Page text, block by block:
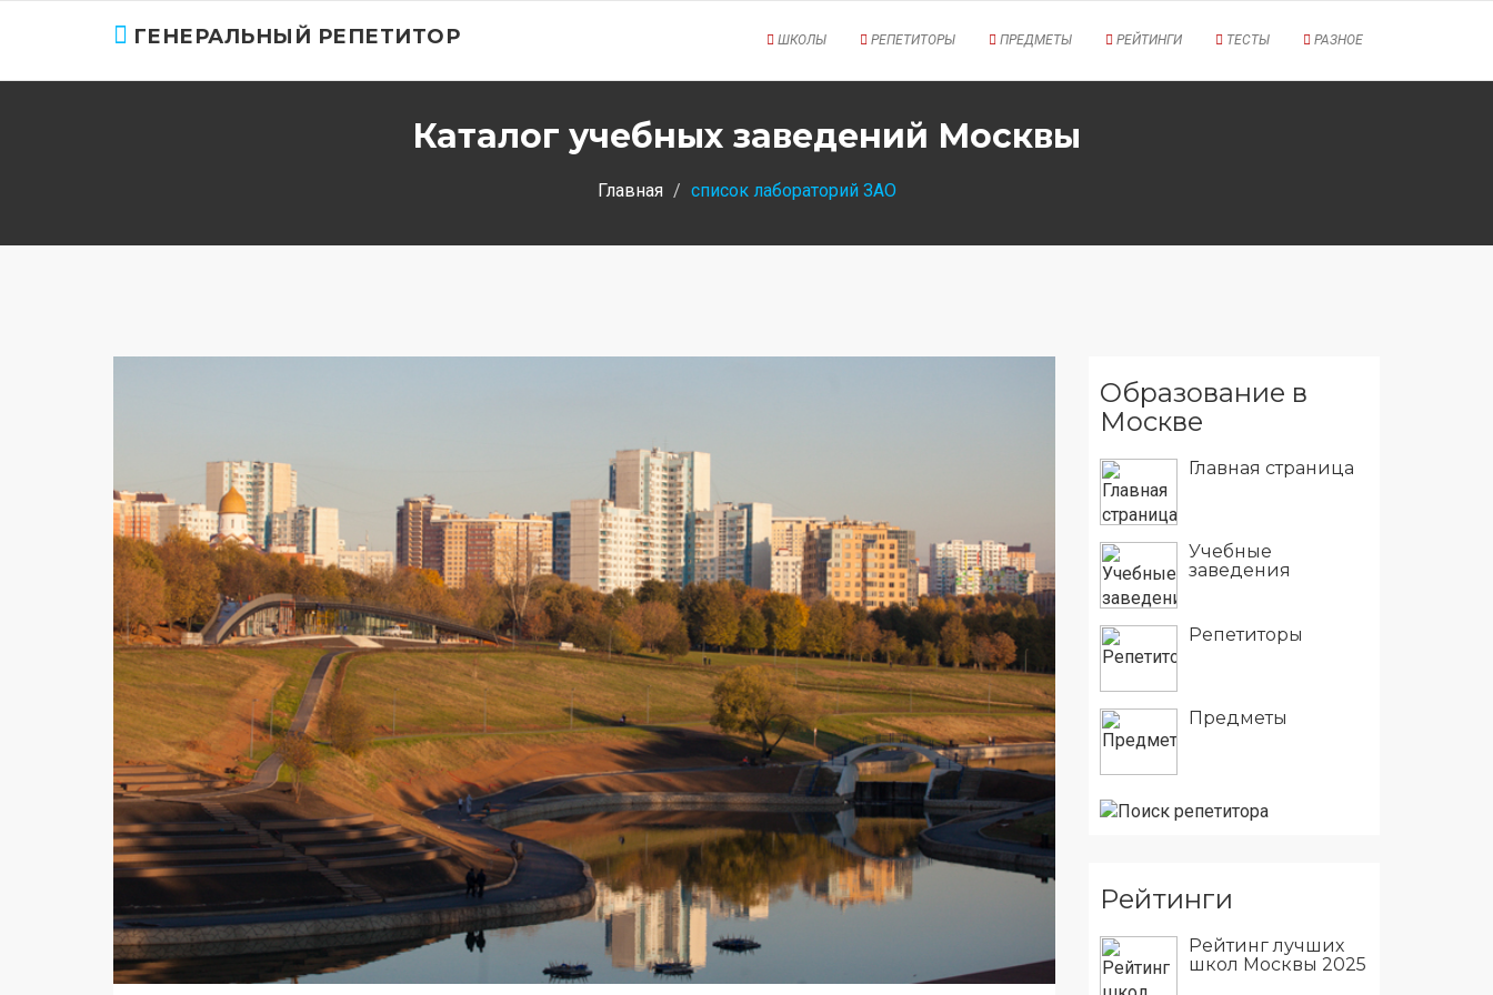
ГЕНЕРАЛЬНЫЙ РЕПЕТИТОР ШКОЛЫ РЕПЕТИТОРЫ ПРЕДМЕТЫ РЕЙТИНГИ ТЕСТЫ РАЗНОЕ
Каталог учебных заведений Москвы
Главная список лабораторий ЗАО
Образование в
Москве
Главная страница
Учебные
заведения
Репетиторы
Предметы
Рейтинги
Рейтинг лучших
школ Москвы 2025